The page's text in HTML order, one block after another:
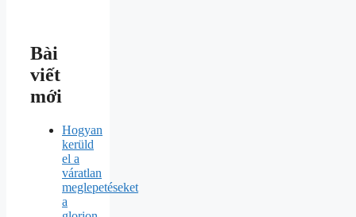
Bài
viết
mới
Hogyan
kerüld
el a
váratlan
meglepetéseket
a